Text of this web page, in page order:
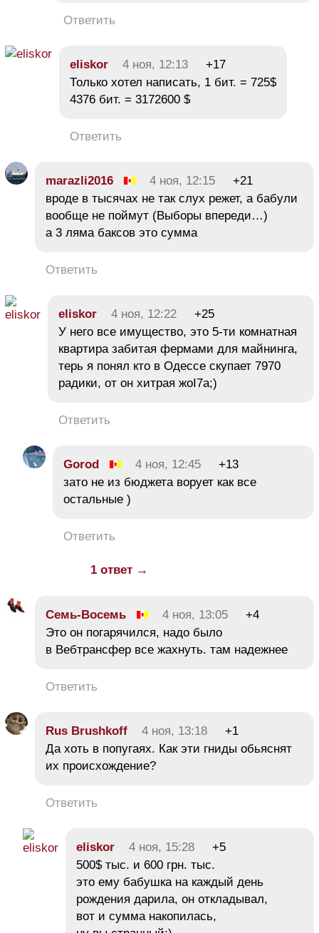
Ответить
eliskor 4 ноя, 12:13
+17
Только хотел написать, 1 бит. = 725$
4376 бит. = 3172600 $
Ответить
marazli2016 4 ноя, 12:15
+21
вроде в тысячах не так слух режет, а бабули
вообще не поймут (Выборы впереди…)
а 3 ляма баксов это сумма
Ответить
eliskor 4 ноя, 12:22
+25
У него все имущество, это 5-ти комнатная
квартира забитая фермами для майнинга,
терь я понял кто в Одессе скупает 7970
радики, от он хитрая жоI7a;)
Ответить
Gorod 4 ноя, 12:45
+13
зато не из бюджета ворует как все
остальные )
Ответить
1 ответ →
Семь-Восемь 4 ноя, 13:05
+4
Это он погарячился, надо было
в Вебтрансфер все жахнуть. там надежнее
Ответить
Rus Brushkoff 4 ноя, 13:18
+1
Да хоть в попугаях. Как эти гниды обьяснят
их происхождение?
Ответить
eliskor 4 ноя, 15:28
+5
500$ тыс. и 600 грн. тыс.
это ему бабушка на каждый день
рождения дарила, он откладывал,
вот и сумма накопилась,